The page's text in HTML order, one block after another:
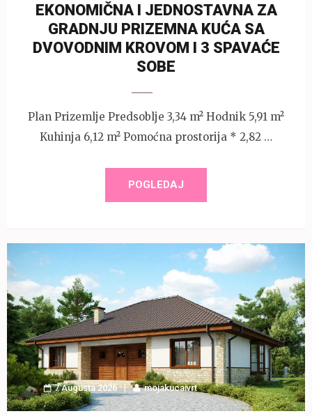
EKONOMIČNA I JEDNOSTAVNA ZA
GRADNJU PRIZEMNA KUĆA SA
DVOVODNIM KROVOM I 3 SPAVAĆE
SOBE
Plan Prizemlje Predsoblje 3,34 m² Hodnik 5,91 m²
Kuhinja 6,12 m² Pomoćna prostorija * 2,82 …
POGLEDAJ
7 Augusta 2026 mojakucaivrt